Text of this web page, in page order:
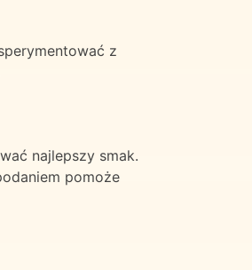
z
najlepszy smak.
pomoże